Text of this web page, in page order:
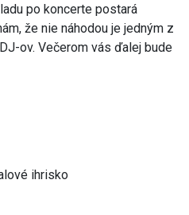
po koncerte postará
že nie náhodou je jedným z
ov. Večerom vás ďalej bude
ihrisko